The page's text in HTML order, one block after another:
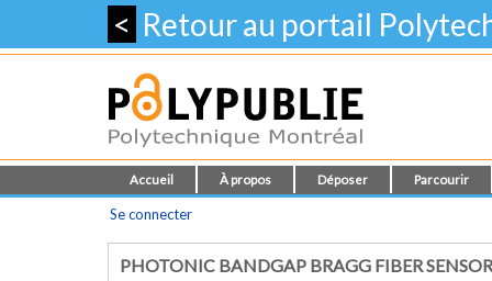
< Retour au portail
Accueil À propos Déposer Parcourir
Se connecter
PHOTONIC BANDGAP BRAGG FIBER